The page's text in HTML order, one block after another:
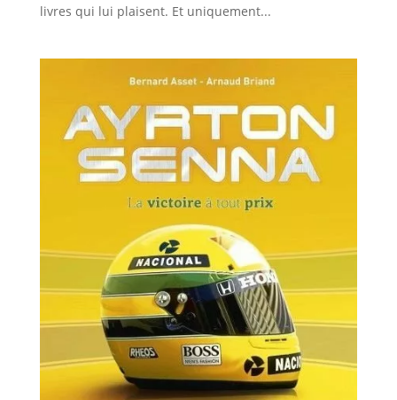
livres qui lui plaisent. Et uniquement...